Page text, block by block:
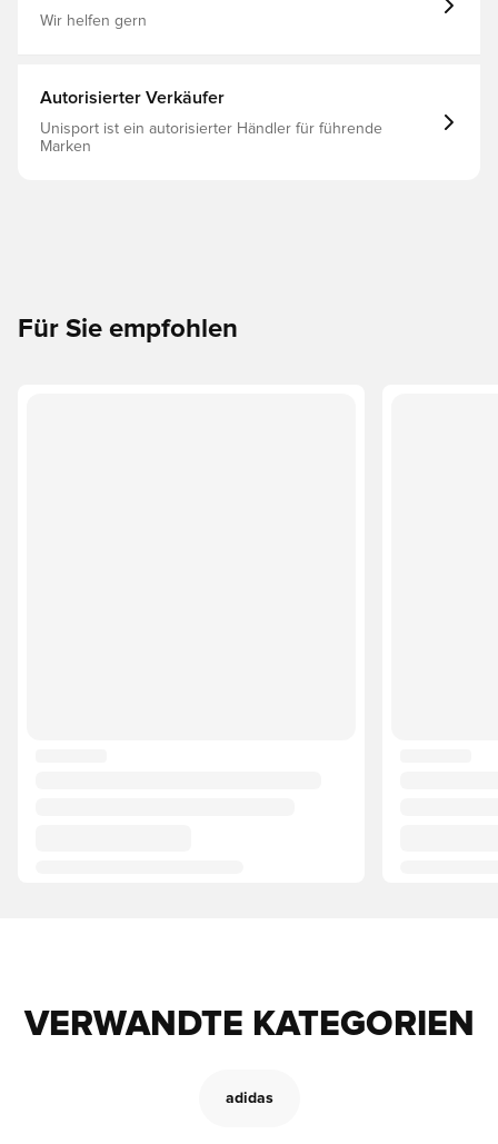
Wir helfen gern
Autorisierter Verkäufer
Unisport ist ein autorisierter Händler für führende
Marken
Für Sie empfohlen
VERWANDTE KATEGORIEN
adidas